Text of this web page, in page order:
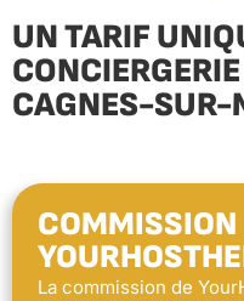
UN TARIF
CAGNES-SUR-
COMMISSION
La commission de